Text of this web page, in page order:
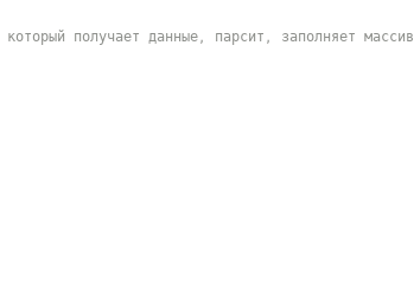
получает данные, парсит, заполняет массив